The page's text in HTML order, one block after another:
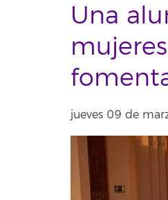
Una
jueves 09 de